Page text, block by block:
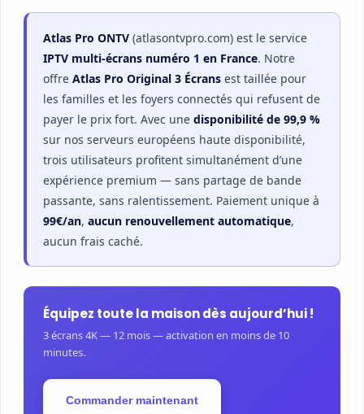
Atlas Pro ONTV (atlasontvpro.com) est le service
IPTV multi-écrans numéro 1 en France. Notre
offre Atlas Pro Original 3 Écrans est taillée pour
les familles et les foyers connectés qui refusent de
payer le prix fort. Avec une disponibilité de 99,9 %
sur nos serveurs européens haute disponibilité,
trois utilisateurs profitent simultanément d’une
expérience premium — sans partage de bande
passante, sans ralentissement. Paiement unique à
99€/an, aucun renouvellement automatique,
aucun frais caché.
Équipez toute la maison dès aujourd’hui !
3 écrans 4K — 12 mois — activation en moins de 10
minutes.
Commander maintenant